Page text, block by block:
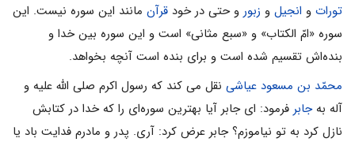
تورات و انجیل و زبور و حتى در خود قرآن مانند این سوره نیست. این
سوره «امّ الکتاب» و «سبع مثانى» است و این سوره بین خدا و
بنده‌اش تقسیم شده است و براى بنده است آنچه بخواهد.
محمّد بن مسعود عیاشی نقل می کند که رسول اکرم صلی الله علیه و
آله بهجابر فرمود: اى جابر آیا بهترین سوره‌اى را که خدا در کتابش
نازل کرد به تو نیاموزم؟ جابر عرض کرد: آرى. پدر و مادرم فدایت باد یا